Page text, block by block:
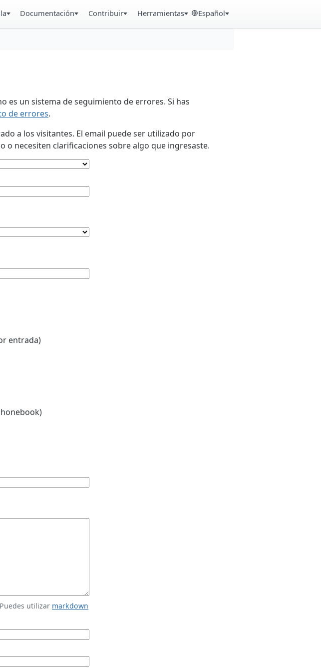
Documentación Contribuir Herramientas Español
es un sistema de seguimiento de errores. Si has
de errores.
a los visitantes. El email puede ser utilizado por
necesiten clarificaciones sobre algo que ingresaste.
entrada)
utilizar markdown